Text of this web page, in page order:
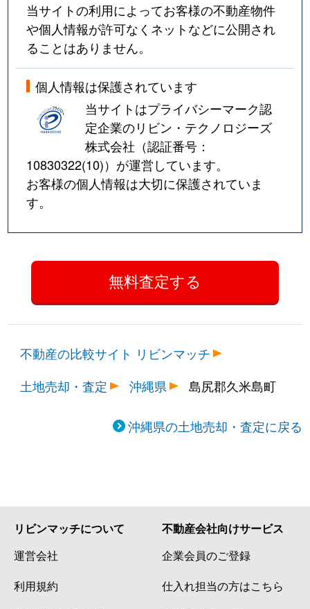
当サイトの利用によってお客様の不動産物件
や個人情報が許可なくネットなどに公開され
ることはありません。
個人情報は保護されています
当サイトはプライバシーマーク認
定企業のリビン・テクノロジーズ
株式会社（認証番号：
10830322(10)）が運営しています。
お客様の個人情報は大切に保護されていま
す。
不動産の比較サイト リビンマッチ
土地売却・査定
沖縄県 島尻郡久米島町
沖縄県の土地売却・査定に戻る
リビンマッチについて
運営会社
利用規約
不動産会社向けサービス
企業会員のご登録
仕入れ担当の方はこちら